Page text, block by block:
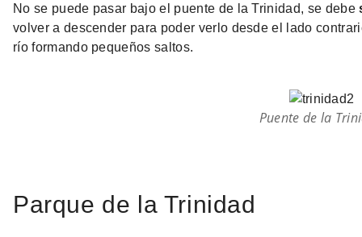
No se puede pasar bajo el puente de la Trinidad, se debe
volver a descender para poder verlo desde el lado
río formando pequeños saltos.
Puente de la
Parque de la Trinidad